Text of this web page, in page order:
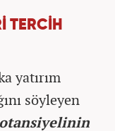
TERCİH
yatırım
söyleyen